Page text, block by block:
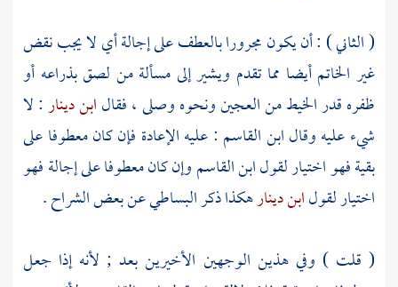
( الثاني ) : أن يكون مجرورا بالعطف على إجالة أي لا يجب نقض
غير الخاتم أيضا مما تقدم ويشير إلى مسألة من لصق بذراعه أو
ظفره قدر الخيط من العجين ونحوه وصلى ، فقالابن دينار: لا
شيء عليه وقالابن القاسم : عليه الإعادة فإن كان معطوفا على
بقية فهو اختيار لقولابن القاسموإن كان معطوفا على إجالة فهو
اختيار لقولابن دينارهكذا ذكرالبساطيعن بعض الشراح .
( قلت) وفي هذين الوجهين الأخيرين بعد ; لأنه إذا جعل